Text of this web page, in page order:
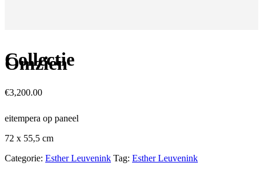
Collectie
Omzien
€3,200.00
eitempera op paneel
72 x 55,5 cm
Categorie: Esther Leuvenink Tag: Esther Leuvenink